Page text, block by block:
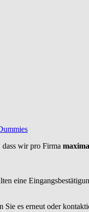
dass wir pro Firma
eine
es erneut oder